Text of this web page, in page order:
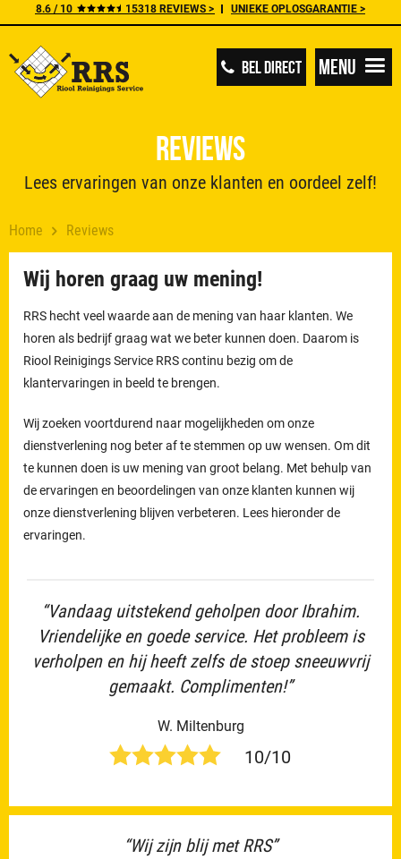
8.6 / 10 15318 REVIEWS > UNIEKE OPLOSGARANTIE >
BEL DIRECT Menu
Home Reviews
Reviews
Lees ervaringen van onze klanten en oordeel zelf!
Wij horen graag uw mening!
RRS hecht veel waarde aan de mening van haar klanten. We
horen als bedrijf graag wat we beter kunnen doen. Daarom is
Riool Reinigings Service RRS continu bezig om de
klantervaringen in beeld te brengen.
Wij zoeken voortdurend naar mogelijkheden om onze
dienstverlening nog beter af te stemmen op uw wensen. Om dit
te kunnen doen is uw mening van groot belang. Met behulp van
de ervaringen en beoordelingen van onze klanten kunnen wij
onze dienstverlening blijven verbeteren. Lees hieronder de
ervaringen.
“Vandaag uitstekend geholpen door Ibrahim.
Vriendelijke en goede service. Het probleem is
verholpen en hij heeft zelfs de stoep sneeuwvrij
gemaakt. Complimenten!”
W. Miltenburg
10/10
“Wij zijn blij met RRS”